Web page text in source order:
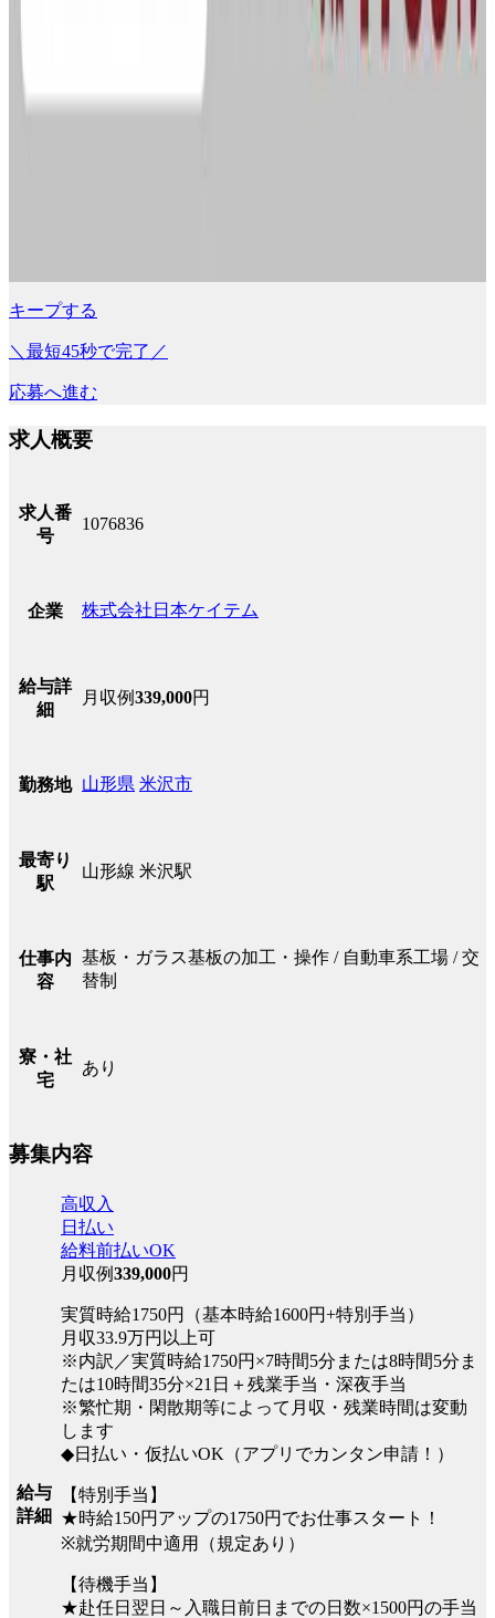
キープする
＼最短45秒で完了／
応募へ進む
求人概要
求人番
号
1076836
企業 株式会社日本ケイテム
給与詳
細
月収例339,000円
勤務地 山形県 米沢市
最寄り
駅
山形線 米沢駅
仕事内
容
基板・ガラス基板の加工・操作 / 自動車系工場 / 交
替制
寮・社
宅
あり
募集内容
給与
詳細
高収入
日払い
給料前払いOK
月収例339,000円
実質時給1750円（基本時給1600円+特別手当）
月収33.9万円以上可
※内訳／実質時給1750円×7時間5分または8時間5分ま
たは10時間35分×21日＋残業手当・深夜手当
※繁忙期・閑散期等によって月収・残業時間は変動
します
◆日払い・仮払いOK（アプリでカンタン申請！）
【特別手当】
★時給150円アップの1750円でお仕事スタート！
※就労期間中適用（規定あり）
【待機手当】
★赴任日翌日～入職日前日までの日数×1500円の手当